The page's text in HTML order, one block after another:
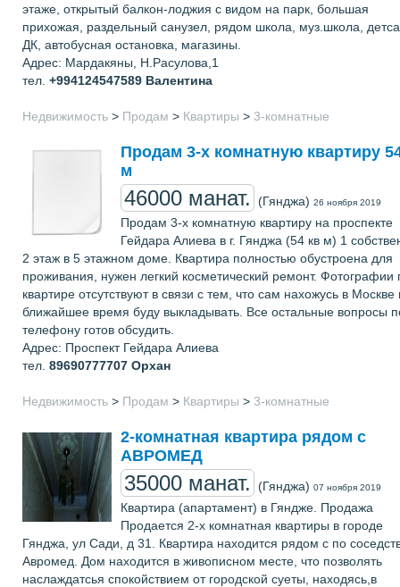
этаже, открытый балкон-лоджия с видом на парк, большая
прихожая, раздельный санузел, рядом школа, муз.школа,
ДК, автобусная остановка, магазины.
Адрес: Мардакяны, Н.Расулова,1
тел. +994124547589 Валентина
Недвижимость > Продам > Квартиры > 3-комнатные
Продам 3-х комнатную квартиру
м
46000 манат. (Гянджа) 26 ноября 2019
Продам 3-х комнатную квартиру на проспекте
Гейдара Алиева в г. Гянджа (54 кв м) 1
2 этаж в 5 этажном доме. Квартира полностью обустроена для
проживания, нужен легкий косметический ремонт. Фотографии
квартире отсутствуют в связи с тем, что сам нахожусь в Москве
ближайшее время буду выкладывать. Все остальные вопросы
телефону готов обсудить.
Адрес: Проспект Гейдара Алиева
тел. 89690777707 Орхан
Недвижимость > Продам > Квартиры > 3-комнатные
2-комнатная квартира рядом с
АВРОМЕД
35000 манат. (Гянджа) 07 ноября 2019
Квартира (апартамент) в Гяндже. Продажа
Продается 2-х комнатная квартиры в городе
Гянджа, ул Сади, д 31. Квартира находится рядом с по
Авромед. Дом находится в живописном месте, что позволять
наслаждатсья спокойствием от городской суеты, находясь,в